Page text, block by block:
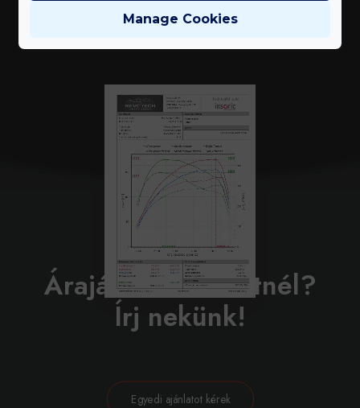
Mérési eredmények
BELEVÁGNÁL?
Árajánlatot szeretnél?
Írj nekünk!
Egyedi ajánlatot kérek
Manage Cookies